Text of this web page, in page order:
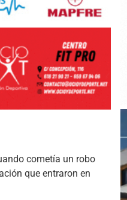
cometía un robo
que entraron en